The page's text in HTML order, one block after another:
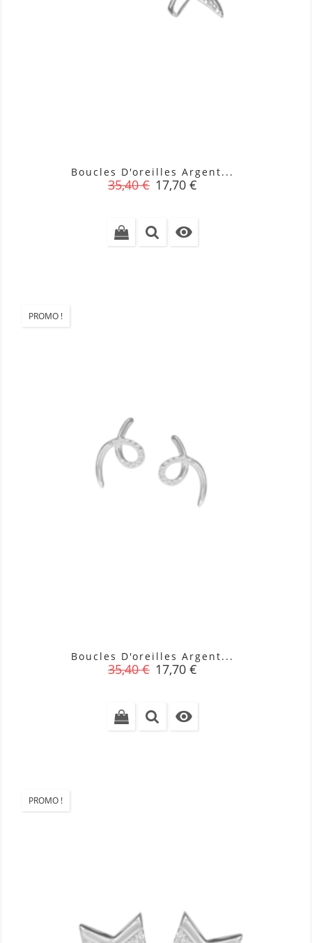
Boucles D'oreilles Argent...
Prix
35,40 € Prix
17,70 €

PROMO !
Boucles D'oreilles Argent...
Prix
35,40 € Prix
17,70 €

PROMO !